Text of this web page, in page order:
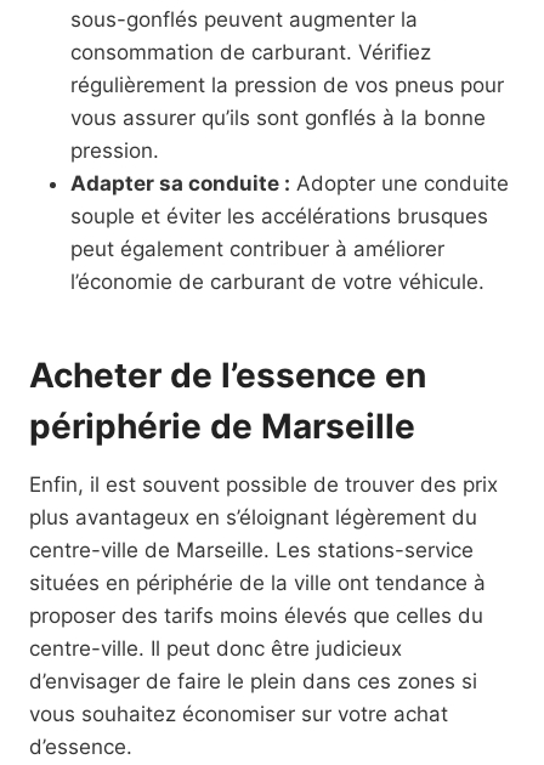
sous-gonflés peuvent augmenter la
consommation de carburant. Vérifiez
régulièrement la pression de vos pneus pour
vous assurer qu’ils sont gonflés à la bonne
pression.
Adapter sa conduite : Adopter une conduite
souple et éviter les accélérations brusques
peut également contribuer à améliorer
l’économie de carburant de votre véhicule.
Acheter de l’essence en
périphérie de Marseille
Enfin, il est souvent possible de trouver des prix
plus avantageux en s’éloignant légèrement du
centre-ville de Marseille. Les stations-service
situées en périphérie de la ville ont tendance à
proposer des tarifs moins élevés que celles du
centre-ville. Il peut donc être judicieux
d’envisager de faire le plein dans ces zones si
vous souhaitez économiser sur votre achat
d’essence.